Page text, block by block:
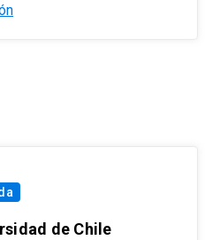
de Chile